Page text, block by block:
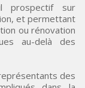
prospectif sur
et permettant
ou rénovation
au-delà des
des